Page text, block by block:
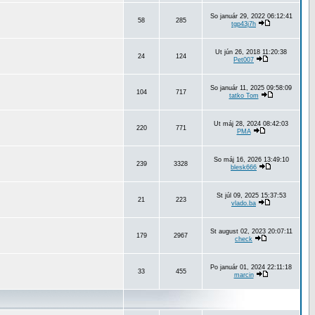
58 285
So január 29, 2022 06:12:41
tgp43j7h
24 124
Ut jún 26, 2018 11:20:38
Pet007
104 717
So január 11, 2025 09:58:09
tatko Tom
220 771
Ut máj 28, 2024 08:42:03
PMA
239 3328
So máj 16, 2026 13:49:10
blesk666
21 223
St júl 09, 2025 15:37:53
vlado.ba
179 2967
St august 02, 2023 20:07:11
check
33 455
Po január 01, 2024 22:11:18
marcin